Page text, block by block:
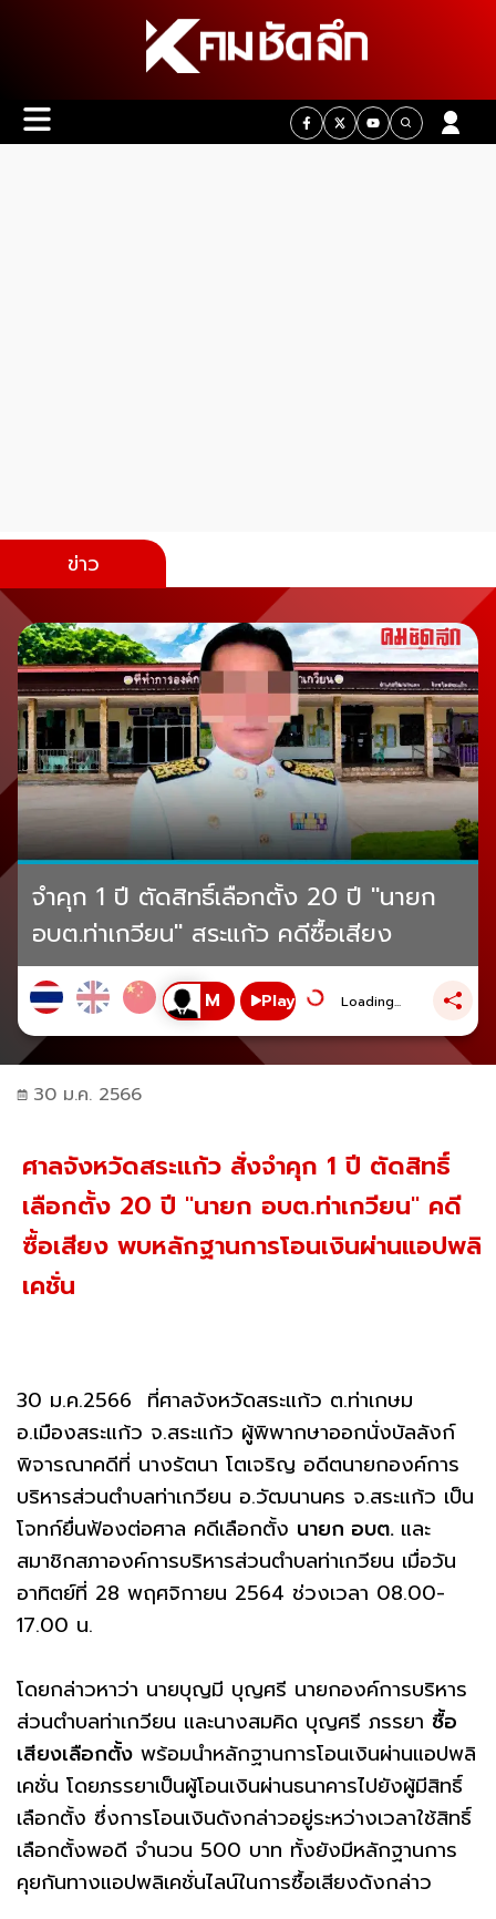
ข่าว
จำคุก 1 ปี ตัดสิทธิ์เลือกตั้ง 20 ปี "นายก
อบต.ท่าเกวียน" สระแก้ว คดีซื้อเสียง
Play Loading...
30 ม.ค. 2566
ศาลจังหวัดสระแก้ว สั่งจำคุก 1 ปี ตัดสิทธิ์
เลือกตั้ง 20 ปี "นายก อบต.ท่าเกวียน" คดี
ซื้อเสียง พบหลักฐานการโอนเงินผ่านแอปพลิ
เคชั่น
30 ม.ค.2566 ที่ศาลจังหวัดสระแก้ว ต.ท่าเกษม
อ.เมืองสระแก้ว จ.สระแก้ว ผู้พิพากษาออกนั่งบัลลังก์
พิจารณาคดีที่ นางรัตนา โตเจริญ อดีตนายกองค์การ
บริหารส่วนตำบลท่าเกวียน อ.วัฒนานคร จ.สระแก้ว เป็น
โจทก์ยื่นฟ้องต่อศาล คดีเลือกตั้ง นายก อบต. และ
สมาชิกสภาองค์การบริหารส่วนตำบลท่าเกวียน เมื่อวัน
อาทิตย์ที่ 28 พฤศจิกายน 2564 ช่วงเวลา 08.00-
17.00 น.
โดยกล่าวหาว่า นายบุญมี บุญศรี นายกองค์การบริหาร
ส่วนตำบลท่าเกวียน และนางสมคิด บุญศรี ภรรยา ซื้อ
เสียงเลือกตั้ง พร้อมนำหลักฐานการโอนเงินผ่านแอปพลิ
เคชั่น โดยภรรยาเป็นผู้โอนเงินผ่านธนาคารไปยังผู้มีสิทธิ์
เลือกตั้ง ซึ่งการโอนเงินดังกล่าวอยู่ระหว่างเวลาใช้สิทธิ์
เลือกตั้งพอดี จำนวน 500 บาท ทั้งยังมีหลักฐานการ
คุยกันทางแอปพลิเคชั่นไลน์ในการซื้อเสียงดังกล่าว